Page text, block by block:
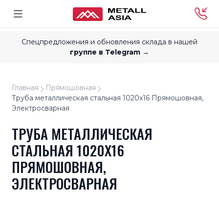
Спецпредложения и обновления склада в нашей
группе в Telegram →
Главная
Прямошовная
Труба металлическая стальная 1020x16 Прямошовная,
Электросварная
ТРУБА МЕТАЛЛИЧЕСКАЯ
СТАЛЬНАЯ 1020X16
ПРЯМОШОВНАЯ,
ЭЛЕКТРОСВАРНАЯ